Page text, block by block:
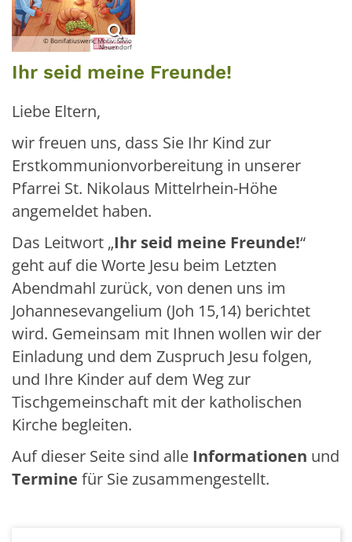
© Bonifatiuswerk, Motiv: Silvio
Neuendorf
Ihr seid meine Freunde!
Liebe Eltern,
wir freuen uns, dass Sie Ihr Kind zur
Erstkommunionvorbereitung in unserer
Pfarrei St. Nikolaus Mittelrhein-Höhe
angemeldet haben.
Das Leitwort „Ihr seid meine Freunde!“
geht auf die Worte Jesu beim Letzten
Abendmahl zurück, von denen uns im
Johannesevangelium (Joh 15,14) berichtet
wird. Gemeinsam mit Ihnen wollen wir der
Einladung und dem Zuspruch Jesu folgen,
und Ihre Kinder auf dem Weg zur
Tischgemeinschaft mit der katholischen
Kirche begleiten.
Auf dieser Seite sind alle Informationen und
Termine für Sie zusammengestellt.